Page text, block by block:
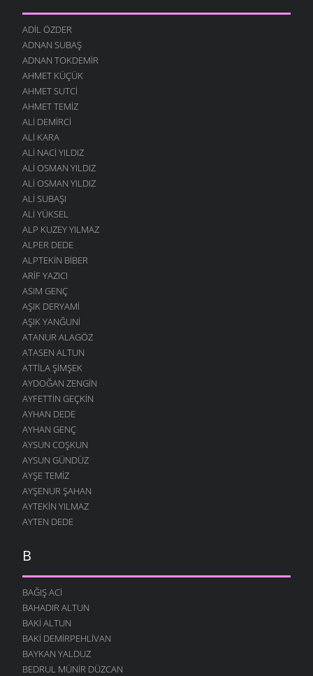
ADIL ÖZDER
ADNAN SUBAŞ
ADNAN TOKDEMIR
AHMET KÜÇÜK
AHMET SUTCI
AHMET TEMIZ
ALI DEMIRCI
ALI KARA
ALI NACI YILDIZ
ALI OSMAN YILDIZ
ALI OSMAN YILDIZ
ALI SUBAŞI
ALI YÜKSEL
ALP KUZEY YILMAZ
ALPER DEDE
ALPTEKIN BIBER
ARIF YAZICI
ASIM GENÇ
AŞIK DERYAMI
AŞIK YANĞUNI
ATANUR ALAGÖZ
ATASEN ALTUN
ATTILA ŞIMŞEK
AYDOĞAN ZENGIN
AYFETTIN GEÇKIN
AYHAN DEDE
AYHAN GENÇ
AYSUN COŞKUN
AYSUN GÜNDÜZ
AYŞE TEMIZ
AYŞENUR ŞAHAN
AYTEKIN YILMAZ
AYTEN DEDE
B
BAĞIŞ ACI
BAHADIR ALTUN
BAKI ALTUN
BAKI DEMIRPEHLIVAN
BAYKAN YALDUZ
BEDRUL MÜNIR DÜZCAN